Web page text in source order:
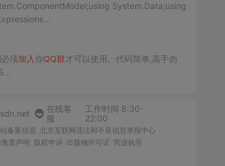
System.Data;using
必须加入 你QQ群才可以使用。代码简单,高手勿
在线客
服
工作时间 8:30-
22:00
备案信息 北京互联网违法和不良信息举报中心
责声明 版权申诉 出版物许可证 营业执照